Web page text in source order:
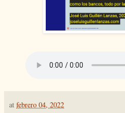
at febrero 04, 2022